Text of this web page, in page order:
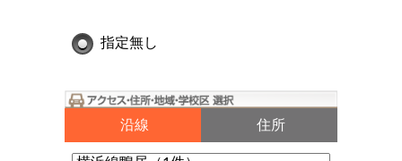
指定無し
沿線 住所